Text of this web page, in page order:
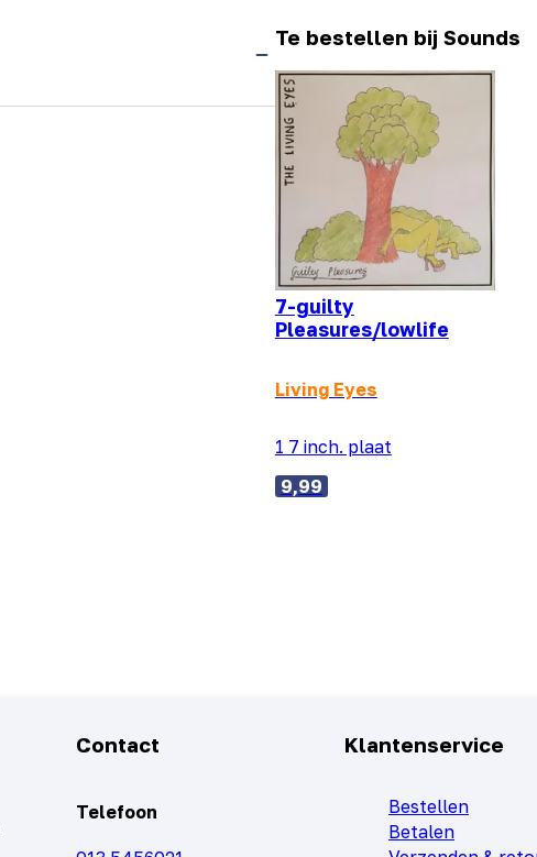
Te bestellen bij Sounds
7-guilty
Pleasures/lowlife
Living Eyes
1 7 inch. plaat
9,99
Contact
Telefoon
Klantenservice
Bestellen
Betalen